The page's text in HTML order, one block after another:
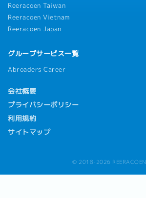
Reeracoen Taiwan
Reeracoen Vietnam
Reeracoen Japan
グループサービス一覧
Abroaders Career
会社概要
プライバシーポリシー
利用規約
サイトマップ
© 2018-2026 REERACOEN